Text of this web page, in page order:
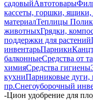
садовыйАвтотовары
кассеты, горшки, ящики,
материалТеплицы
животныхГрядки,
поддержки для растений
инвентарьПарники
балконныеСредства от
химияСредства гигиены
кухниПарниковые
пр.Снегоуборочный
-Цион удобрение для